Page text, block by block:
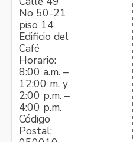
No 50-21
piso 14
Edificio del
Café
Horario:
8:00 a.m. –
12:00 m. y
2:00 p.m. –
4:00 p.m.
Código
Postal: